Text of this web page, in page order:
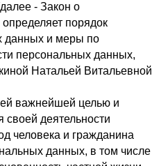
- Закон о
порядок
данных и меры по
персональных данных,
Натальей Витальевной
важнейшей целью и
деятельности
человека и гражданина
данных, в том числе